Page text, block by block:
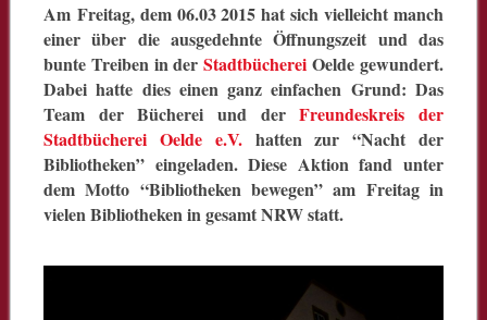
Am Freitag, dem 06.03 2015 hat sich vielleicht manch
einer über die ausgedehnte Öffnungszeit und das
bunte Treiben in derStadtbücherei Oelde gewundert.
Dabei hatte dies einen ganz einfachen Grund: Das
Team der Bücherei und derFreundeskreis der
Stadtbücherei Oelde e.V.hatten zur “Nacht der
Bibliotheken” eingeladen. Diese Aktion fand unter
dem Motto “Bibliotheken bewegen” am Freitag in
vielen Bibliotheken in gesamt NRW statt.